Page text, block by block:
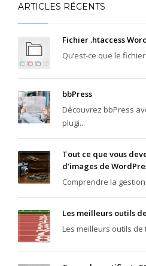
ARTICLES RÉCENTS
Fichier .htaccess
Qu’est-ce que le
bbPress
Découvrez bbPress
plugi...
Tout ce que vous
d’images de
Comprendre la
Les meilleurs outils
Les meilleurs outils de